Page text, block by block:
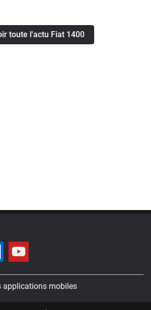
toute l'actu Fiat 1400
applications mobiles